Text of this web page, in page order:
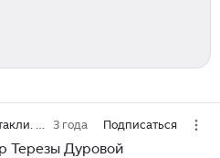
3 года Подписаться
Терезы Дуровой